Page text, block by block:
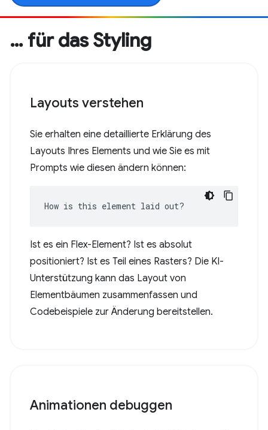
… für das Styling
Layouts verstehen
Sie erhalten eine detaillierte Erklärung des
Layouts Ihres Elements und wie Sie es mit
Prompts wie diesen ändern können:
How is this element laid out?
Ist es ein Flex-Element? Ist es absolut
positioniert? Ist es Teil eines Rasters? Die KI-
Unterstützung kann das Layout von
Elementbäumen zusammenfassen und
Codebeispiele zur Änderung bereitstellen.
Animationen debuggen